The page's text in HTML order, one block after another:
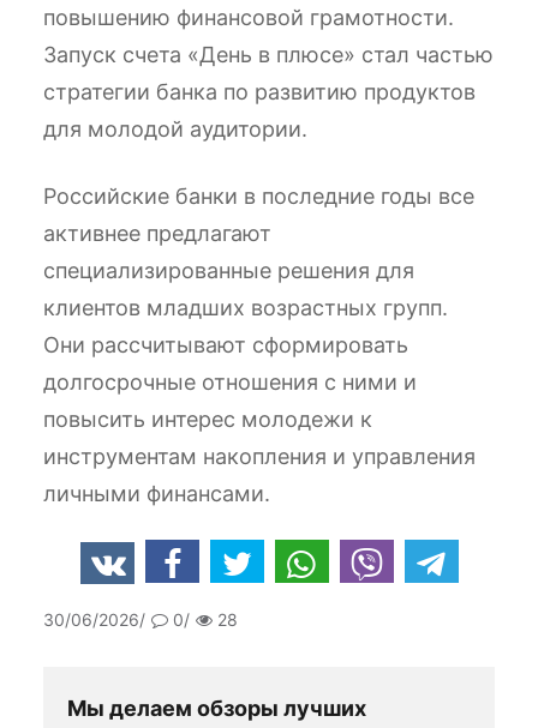
повышению финансовой грамотности.
Запуск счета «День в плюсе» стал частью
стратегии банка по развитию продуктов
для молодой аудитории.
Российские банки в последние годы все
активнее предлагают
специализированные решения для
клиентов младших возрастных групп.
Они рассчитывают сформировать
долгосрочные отношения с ними и
повысить интерес молодежи к
инструментам накопления и управления
личными финансами.
30/06/2026 0 28
Мы делаем обзоры лучших